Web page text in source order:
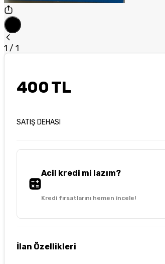
1 / 1
400 TL
SATIŞ DEHASI
Acil kredi mi lazım?
Kredi fırsatlarını hemen incele!
İlan Özellikleri